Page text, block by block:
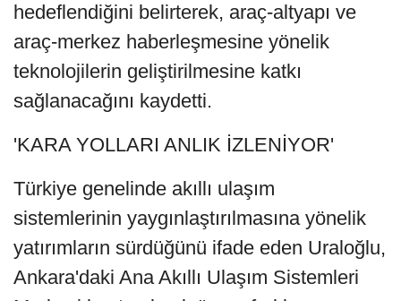
hedeflendiğini belirterek, araç-altyapı ve
araç-merkez haberleşmesine yönelik
teknolojilerin geliştirilmesine katkı
sağlanacağını kaydetti.
'KARA YOLLARI ANLIK İZLENİYOR'
Türkiye genelinde akıllı ulaşım
sistemlerinin yaygınlaştırılmasına yönelik
yatırımların sürdüğünü ifade eden Uraloğlu,
Ankara'daki Ana Akıllı Ulaşım Sistemleri